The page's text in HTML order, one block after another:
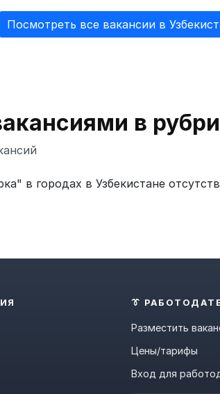
Посмотреть все вакансии в
в
в городах в Узбекистане
👔
Разместить
Цены/тарифы
Вход для